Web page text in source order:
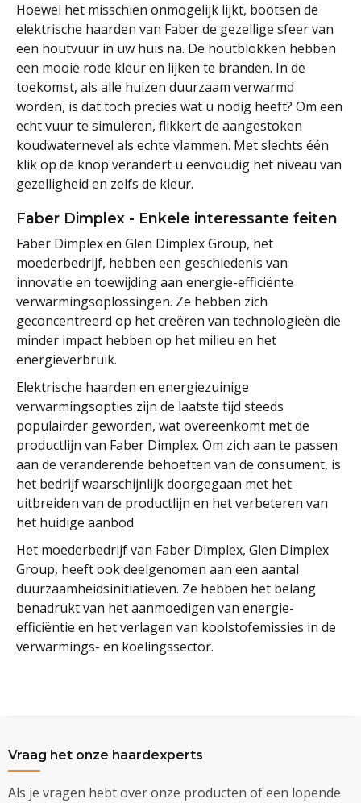
Hoewel het misschien onmogelijk lijkt, bootsen de
elektrische haarden van Faber de gezellige sfeer van
een houtvuur in uw huis na. De houtblokken hebben
een mooie rode kleur en lijken te branden. In de
toekomst, als alle huizen duurzaam verwarmd
worden, is dat toch precies wat u nodig heeft? Om een
echt vuur te simuleren, flikkert de aangestoken
koudwaternevel als echte vlammen. Met slechts één
klik op de knop verandert u eenvoudig het niveau van
gezelligheid en zelfs de kleur.
Faber Dimplex - Enkele interessante feiten
Faber Dimplex en Glen Dimplex Group, het
moederbedrijf, hebben een geschiedenis van
innovatie en toewijding aan energie-efficiënte
verwarmingsoplossingen. Ze hebben zich
geconcentreerd op het creëren van technologieën die
minder impact hebben op het milieu en het
energieverbruik.
Elektrische haarden en energiezuinige
verwarmingsopties zijn de laatste tijd steeds
populairder geworden, wat overeenkomt met de
productlijn van Faber Dimplex. Om zich aan te passen
aan de veranderende behoeften van de consument, is
het bedrijf waarschijnlijk doorgegaan met het
uitbreiden van de productlijn en het verbeteren van
het huidige aanbod.
Het moederbedrijf van Faber Dimplex, Glen Dimplex
Group, heeft ook deelgenomen aan een aantal
duurzaamheidsinitiatieven. Ze hebben het belang
benadrukt van het aanmoedigen van energie-
efficiëntie en het verlagen van koolstofemissies in de
verwarmings- en koelingssector.
Vraag het onze haardexperts
Als je vragen hebt over onze producten of een lopende